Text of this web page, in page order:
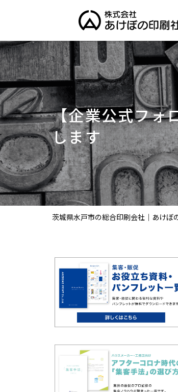
【企業公式フォ
します
茨城県水戸市の総合印刷会社｜あけぼ